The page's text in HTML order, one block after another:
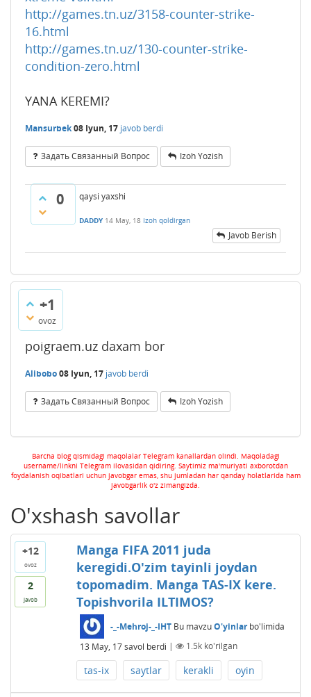
http://games.tn.uz/3158-counter-strike-
16.html
http://games.tn.uz/130-counter-strike-
condition-zero.html
YANA KEREMI?
Mansurbek08 Iyun, 17 javob berdi
Задать Связанный Вопрос Izoh Yozish
0 qaysi yaxshi
DADDY 14 May, 18 Izoh qoldirgan
Javob Berish
+1
ovoz
poigraem.uz daxam bor
Alibobo08 Iyun, 17 javob berdi
Задать Связанный Вопрос Izoh Yozish
Barcha blog qismidagi maqolalar Telegram kanallardan olindi. Maqoladagi
username/linkni Telegram ilovasidan qidiring. Saytimiz ma'muriyati axborotdan
foydalanish oqibatlari uchun javobgar emas, shu jumladan har qanday holatlarida ham
javobgarlik o'z zimangizda.
O'xshash savollar
+12
ovoz
2
javob
Manga FIFA 2011 juda
keregidi.O'zim tayinli joydan
topomadim. Manga TAS-IX kere.
Topishvorila ILTIMOS?
-_-Mehroj-_-IHT Bu mavzuO'yinlarbo'limida
13 May, 17 savol berdi | 1.5kko'rilgan
tas-ix saytlar kerakli oyin